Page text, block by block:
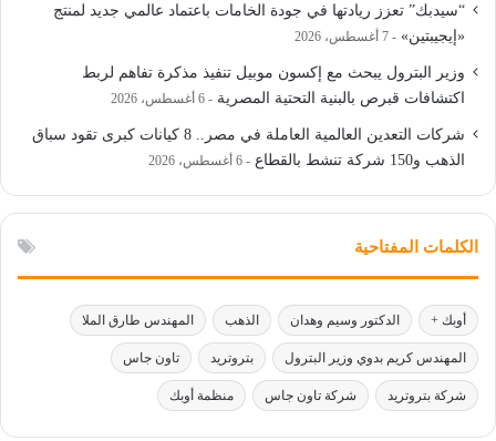
“سيدبك” تعزز ريادتها في جودة الخامات باعتماد عالمي جديد لمنتج
«إيجيبتين»
7 أغسطس، 2026
وزير البترول يبحث مع إكسون موبيل تنفيذ مذكرة تفاهم لربط
اكتشافات قبرص بالبنية التحتية المصرية
6 أغسطس، 2026
شركات التعدين العالمية العاملة في مصر.. 8 كيانات كبرى تقود سباق
الذهب و150 شركة تنشط بالقطاع
6 أغسطس، 2026
الكلمات المفتاحية
أوبك + الدكتور وسيم وهدان الذهب المهندس طارق الملا
المهندس كريم بدوي وزير البترول بتروتريد تاون جاس
شركة بتروتريد شركة تاون جاس منظمة أوبك